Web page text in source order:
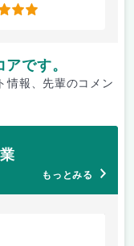
です。
情報、先輩のコメン
もっとみる